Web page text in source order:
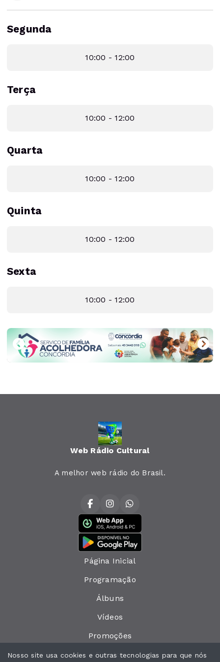
Segunda
10:00 - 12:00
Terça
10:00 - 12:00
Quarta
10:00 - 12:00
Quinta
10:00 - 12:00
Sexta
10:00 - 12:00
Web Rádio Cultural
A melhor web rádio do Brasil.
Página Inicial
Programação
Álbuns
Vídeos
Promoções
Eventos
Nosso site usa cookies e outras tecnologias para que nós